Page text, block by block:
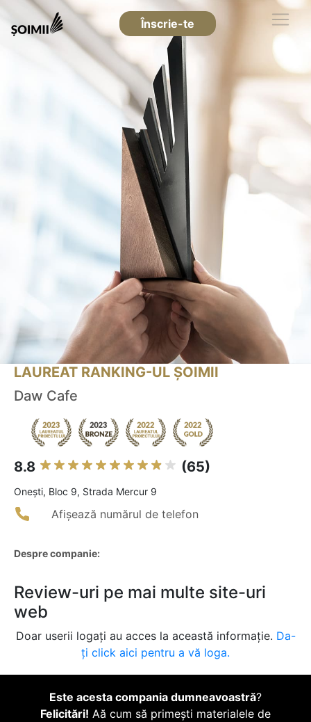
Înscrie-te
LAUREAT RANKING-UL ȘOIMII
Daw Cafe
8.8 (65)
Oneşti, Bloc 9, Strada Mercur 9
Afișează numărul de telefon
Despre companie:
Review-uri pe mai multe site-uri
web
Doar userii logați au acces la această informație. Da-
ți click aici pentru a vă loga.
Este acesta compania dumneavoastră?
Felicitări! Aă cum să primești materialele de